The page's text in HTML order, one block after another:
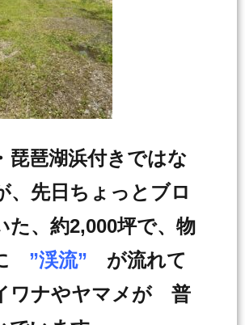
琵琶湖浜付きではな
、先日ちょっとブロ
た、約2,000坪で、物
”渓流” が流れて
ワナやヤマメが 普